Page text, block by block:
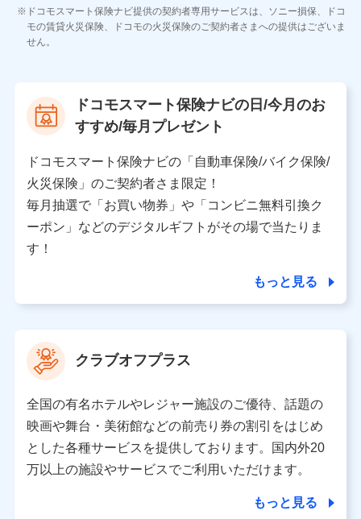
各種お問い合わせに対応するため
当社のサービスに関する情報提供や、皆様に有用なお知らせ
をお送りするため
当社の対応品質向上やお問い合わせ内容の正確な把握のため
個人情報保護管理者の職名、連絡先
〒103-0013 東京都中央区日本橋人形町2-14-10 アー
バンネット日本橋ビル 3F
株式会社ドコモ・インシュアランス
個人情報の第三者提供について
当社は利用目的の達成に必要な範囲内において個人情報
の取り扱いの全部または一部を委託する場合がありま
す。
個人データの共同利用
当社は株式会社NTTドコモとの間で、以下のとおり個
人データを共同利用します。
ドコモスマート保険ナビ提供の契約者専用サービスは、ソニー損保、ドコ
モの賃貸火災保険、ドコモの火災保険のご契約者さまへの提供はございま
せん。
ドコモスマート保険ナビの日/今月のお
すすめ/毎月プレゼント
ドコモスマート保険ナビの「自動車保険/バイク保険/
火災保険」のご契約者さま限定！
毎月抽選で「お買い物券」や「コンビニ無料引換ク
ーポン」などのデジタルギフトがその場で当たりま
す！
もっと見る
クラブオフプラス
全国の有名ホテルやレジャー施設のご優待、話題の
映画や舞台・美術館などの前売り券の割引をはじめ
とした各種サービスを提供しております。国内外20
万以上の施設やサービスでご利用いただけます。
もっと見る